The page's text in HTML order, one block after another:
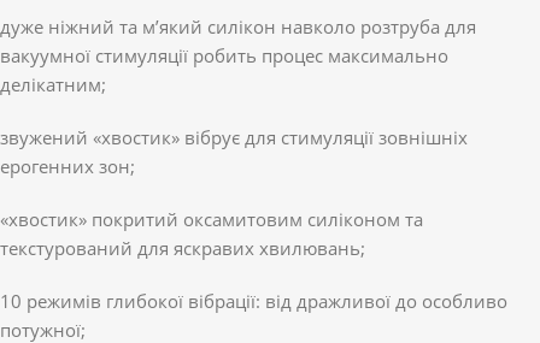
дуже ніжний та м’який силікон навколо розтруба для
вакуумної стимуляції робить процес максимально
делікатним;
звужений «хвостик» вібрує для стимуляції зовнішніх
ерогенних зон;
«хвостик» покритий оксамитовим силіконом та
текстурований для яскравих хвилювань;
10 режимів глибокої вібрації: від дражливої ​​до особливо
потужної;